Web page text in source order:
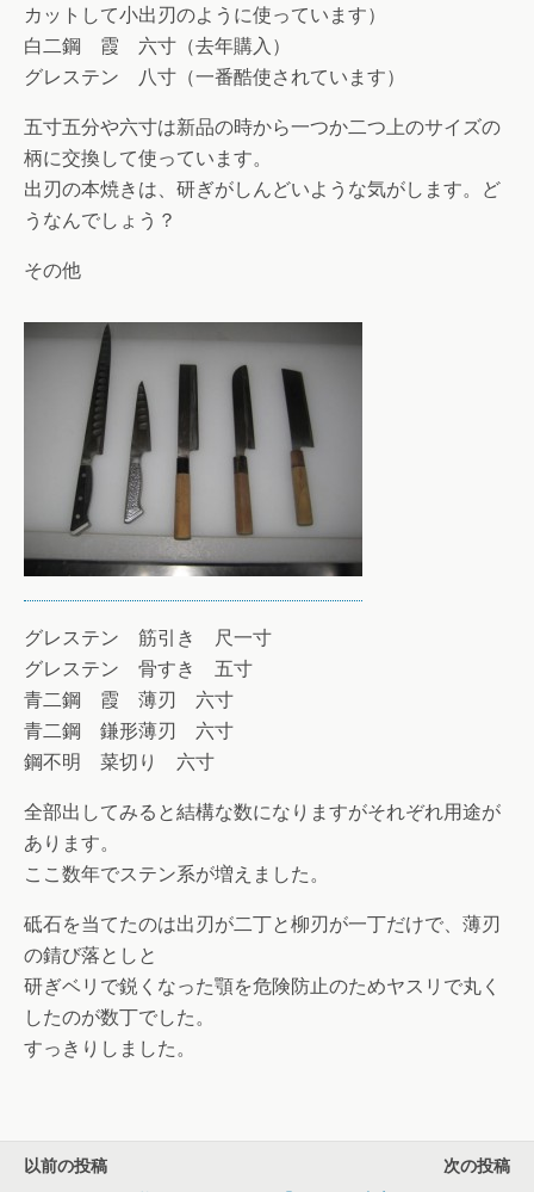
カットして小出刃のように使っています）
白二鋼 霞 六寸（去年購入）
グレステン 八寸（一番酷使されています）
五寸五分や六寸は新品の時から一つか二つ上のサイズの
柄に交換して使っています。
出刃の本焼きは、研ぎがしんどいような気がします。ど
うなんでしょう？
その他
グレステン 筋引き 尺一寸
グレステン 骨すき 五寸
青二鋼 霞 薄刃 六寸
青二鋼 鎌形薄刃 六寸
鋼不明 菜切り 六寸
全部出してみると結構な数になりますがそれぞれ用途が
あります。
ここ数年でステン系が増えました。
砥石を当てたのは出刃が二丁と柳刃が一丁だけで、薄刃
の錆び落としと
研ぎベリで鋭くなった顎を危険防止のためヤスリで丸く
したのが数丁でした。
すっきりしました。
以前の投稿
次の投稿